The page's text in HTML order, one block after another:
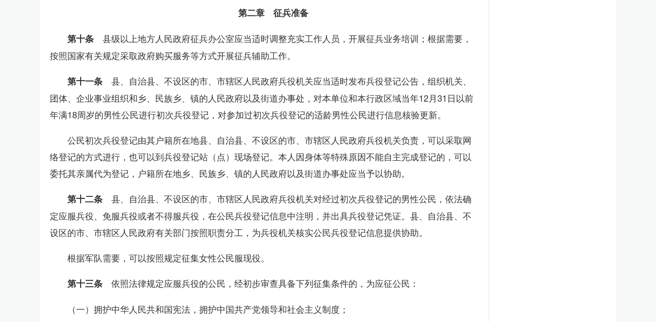
第二章 征兵准备
第十条 县级以上地方人民政府征兵办公室应当适时调整充实工作人员，开展征兵业务培训；根据需要，
按照国家有关规定采取政府购买服务等方式开展征兵辅助工作。
第十一条 县、自治县、不设区的市、市辖区人民政府兵役机关应当适时发布兵役登记公告，组织机关、
团体、企业事业组织和乡、民族乡、镇的人民政府以及街道办事处，对本单位和本行政区域当年12月31日以前
年满18周岁的男性公民进行初次兵役登记，对参加过初次兵役登记的适龄男性公民进行信息核验更新。
公民初次兵役登记由其户籍所在地县、自治县、不设区的市、市辖区人民政府兵役机关负责，可以采取网
络登记的方式进行，也可以到兵役登记站（点）现场登记。本人因身体等特殊原因不能自主完成登记的，可以
委托其亲属代为登记，户籍所在地乡、民族乡、镇的人民政府以及街道办事处应当予以协助。
第十二条 县、自治县、不设区的市、市辖区人民政府兵役机关对经过初次兵役登记的男性公民，依法确
定应服兵役、免服兵役或者不得服兵役，在公民兵役登记信息中注明，并出具兵役登记凭证。县、自治县、不
设区的市、市辖区人民政府有关部门按照职责分工，为兵役机关核实公民兵役登记信息提供协助。
根据军队需要，可以按照规定征集女性公民服现役。
第十三条 依照法律规定应服兵役的公民，经初步审查具备下列征集条件的，为应征公民：
（一）拥护中华人民共和国宪法，拥护中国共产党领导和社会主义制度；